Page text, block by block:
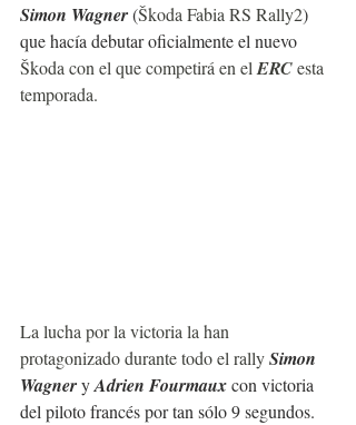
Simon Wagner (Škoda Fabia RS Rally2)
que hacía debutar oficialmente el nuevo
Škoda con el que competirá en el ERC esta
temporada.
La lucha por la victoria la han
protagonizado durante todo el rally Simon
Wagner y Adrien Fourmaux con victoria
del piloto francés por tan sólo 9 segundos.